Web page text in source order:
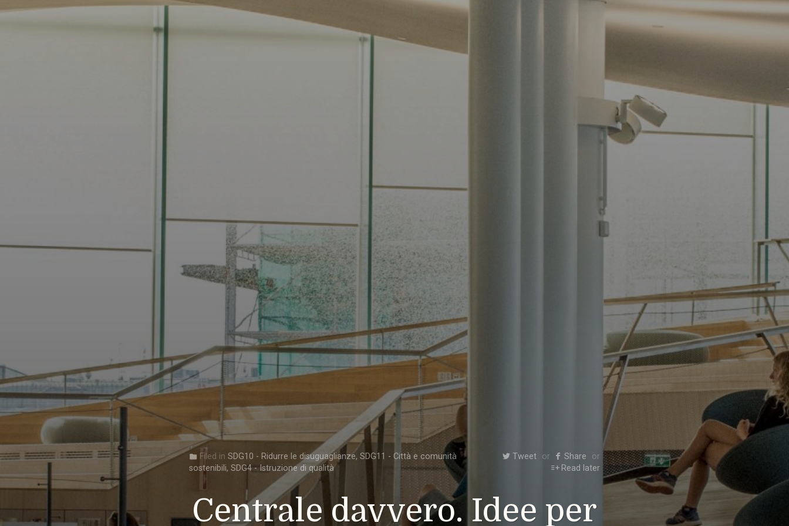
folder Filed in SDG10 - Ridurre le disuguaglianze, SDG11 - Città e comunità
sostenibili, SDG4 - Istruzione di qualità
Tweet
Share
Read later
Centrale davvero. Idee per